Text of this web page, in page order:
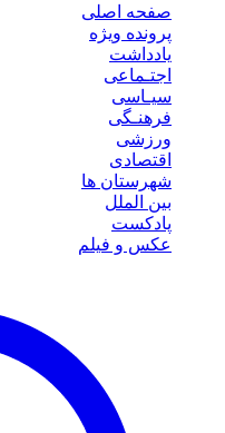
صفحه اصلی
پرونده ویژه
یادداشت
اجتـماعی
سیـاسی
فرهنـگی
ورزشی
اقتصادی
شهرستان ها
بین الملل
پادکست
عکس و فیلم